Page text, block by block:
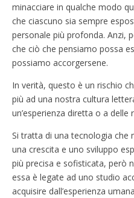
minacciare in qualche modo
che ciascuno sia sempre
personale più profonda. Anzi,
che ciò che pensiamo possa
possiamo accorgersene.
In verità, questo è un rischio
più ad una nostra cultura
un’esperienza diretta o a delle
Si tratta di una tecnologia
una crescita e uno sviluppo
più precisa e sofisticata, però
essa è legate ad uno studio
acquisire dall’esperienza